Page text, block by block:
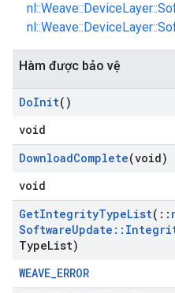
Hàm được bảo vệ
DoInit()
void
DownloadComplete(void)
void
GetIntegrityTypeList( ::
SoftwareUpdate ::
TypeList)
WEAVE_ERROR